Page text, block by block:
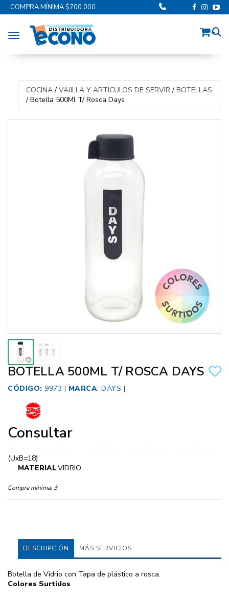
COMPRA MÍNIMA $700.000
Toggle navigation
COCINA/ VAJILLA Y ARTICULOS DE SERVIR/ BOTELLAS
/ Botella 500Ml T/ Rosca Days
BOTELLA 500ML T/ ROSCA DAYS
CÓDIGO: 9973 | MARCA: DAYS |
Consultar
(UxB=18)
MATERIAL:VIDRIO
Compra mínima: 3
DESCRIPCIÓN MÁS SERVICIOS
Botella de Vidrio con Tapa de plástico a rosca.
Colores Surtidos